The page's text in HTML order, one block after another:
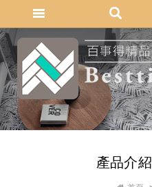
產品介紹